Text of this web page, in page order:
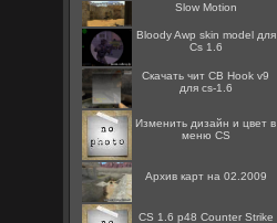
Slow Motion
Bloody Awp skin model для
Cs 1.6
Скачать чит CB Hook v9
для cs-1.6
Изменить дизайн и цвет в
меню CS
Архив карт на 02.2009
CS 1.6 p48 Counter Strike